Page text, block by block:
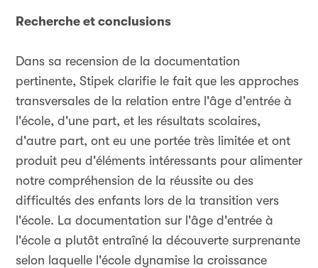
Recherche et conclusions
Dans sa recension de la documentation
pertinente, Stipek clarifie le fait que les approches
transversales de la relation entre l'âge d'entrée à
l'école, d'une part, et les résultats scolaires,
d'autre part, ont eu une portée très limitée et ont
produit peu d'éléments intéressants pour alimenter
notre compréhension de la réussite ou des
difficultés des enfants lors de la transition vers
l'école. La documentation sur l'âge d'entrée à
l'école a plutôt entraîné la découverte surprenante
selon laquelle l'école dynamise la croissance